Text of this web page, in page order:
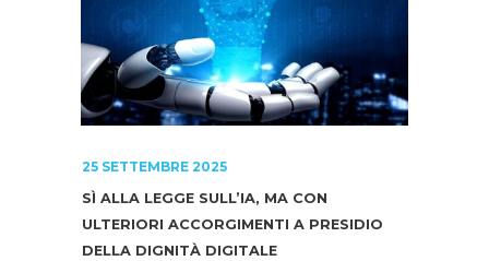
25 SETTEMBRE 2025
SÌ ALLA LEGGE SULL’IA, MA CON
ULTERIORI ACCORGIMENTI A PRESIDIO
DELLA DIGNITÀ DIGITALE